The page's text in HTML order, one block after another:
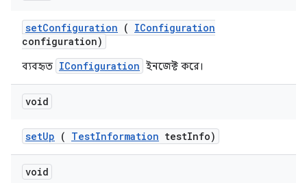
setConfiguration ( IConfiguration
configuration)
ব্যবহৃত IConfiguration ইনজেক্ট করে।
void
setUp ( TestInformation testInfo)
void